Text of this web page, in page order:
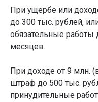
При ущербе или
до 300 тыс. рублей,
обязательные работы
месяцев.
При доходе от 9 млн.
штраф до 500 тыс.
принудительные